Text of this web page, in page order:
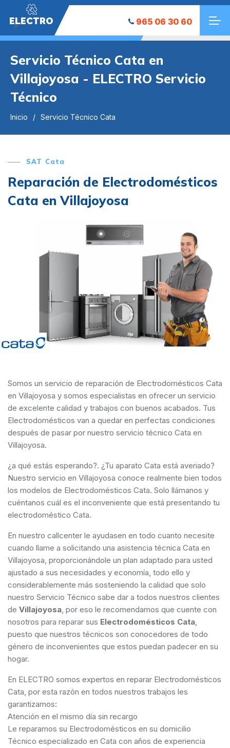
ELECTRO
"> 965 06 30 60
Servicio Técnico Cata en
Villajoyosa - ELECTRO Servicio
Técnico
Inicio Servicio Técnico Cata
SAT Cata
Reparación de Electrodomésticos
Cata en Villajoyosa
Somos un servicio de reparación de Electrodomésticos Cata
en Villajoyosa y somos especialistas en ofrecer un servicio
de excelente calidad y trabajos con buenos acabados. Tus
Electrodomésticos van a quedar en perfectas condiciones
después de pasar por nuestro servicio técnico Cata en
Villajoyosa.
¿a qué estás esperando?. ¿Tu aparato Cata está averiado?
Nuestro servicio en Villajoyosa conoce realmente bien todos
los modelos de Electrodomésticos Cata. Solo llámanos y
cuéntanos cuál es el inconveniente que está presentando tu
electrodoméstico Cata.
En nuestro callcenter le ayudasen en todo cuanto necesite
cuando llame a solicitando una asistencia técnica Cata en
Villajoyosa, proporcionándole un plan adaptado para usted
ajustado a sus necesidades y economía, todo ello y
considerablemente más sosteniendo la calidad que solo
nuestro Servicio Técnico sabe dar a todos nuestros clientes
de Villajoyosa, por eso le recomendamos que cuente con
nosotros para reparar sus Electrodomésticos Cata,
puesto que nuestros técnicos son conocedores de todo
género de inconvenientes que estos puedan padecer en su
hogar.
En ELECTRO somos expertos en reparar Electrodomésticos
Cata, por esta razón en todos nuestros trabajos les
garantizamos:
Atención en el mismo día sin recargo
Le reparamos su Electrodomésticos en su domicilio
Técnico especializado en Cata con años de experiencia